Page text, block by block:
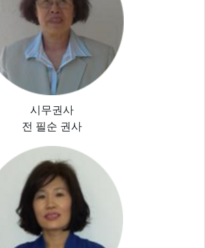
시무권사
전 필순 권사